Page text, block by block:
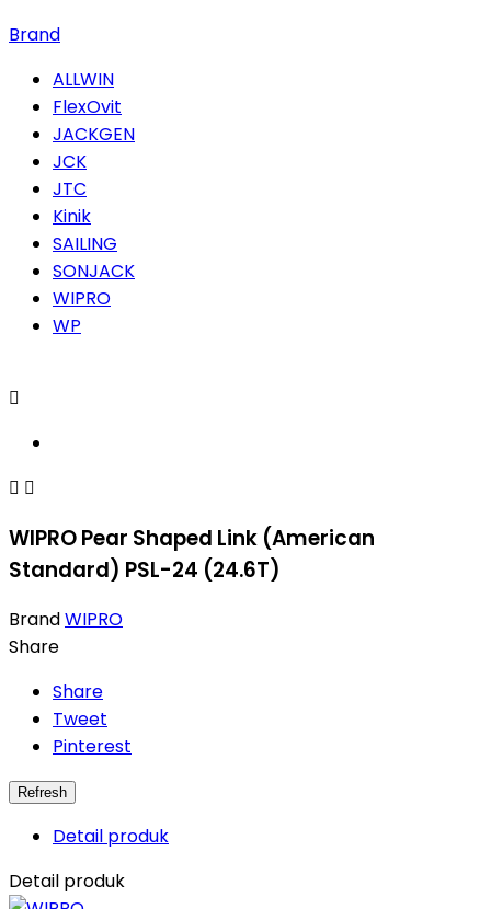
Brand
ALLWIN
FlexOvit
JACKGEN
JCK
JTC
Kinik
SAILING
SONJACK
WIPRO
WP

 
WIPRO Pear Shaped Link (American
Standard) PSL-24 (24.6T)
BrandWIPRO
Share
Share
Tweet
Pinterest
Detail produk
Detail produk